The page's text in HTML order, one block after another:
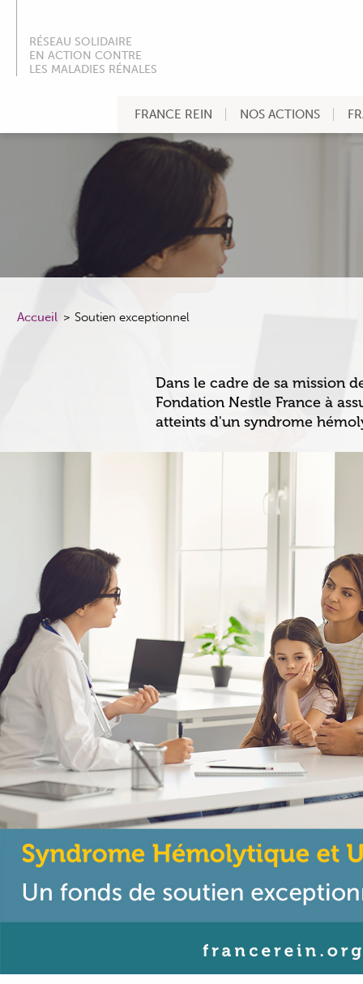
RÉSEAU SOLIDAIRE
EN ACTION CONTRE
LES MALADIES RÉNALES
FRANCE REIN NOS ACTIONS
Accueil Soutien exceptionnel
Dans le cadre de sa mission
Fondation Nestle France à
atteints d'un syndrome